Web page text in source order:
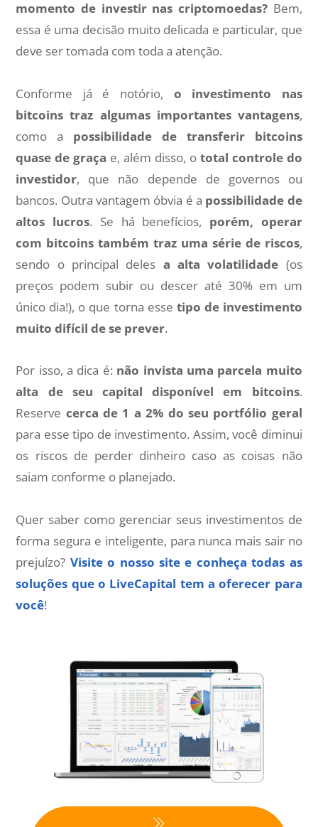
momento de investir nas criptomoedas?Bem,
essa é uma decisão muito delicada e particular, que
deve ser tomada com toda a atenção.
Conforme já é notório, o investimento nas
bitcoins traz algumas importantes vantagens,
como a possibilidade de transferir bitcoins
quase de graça e, além disso, o total controle do
investidor, que não depende de governos ou
bancos. Outra vantagem óbvia é a possibilidade de
altos lucros. Se há benefícios, porém, operar
com bitcoins também traz uma série de riscos,
sendo o principal deles a alta volatilidade (os
preços podem subir ou descer até 30% em um
único dia!), o que torna esse tipo de investimento
muito difícil de se prever.
Por isso, a dica é: não invista uma parcela muito
alta de seu capital disponível em bitcoins.
Reserve cerca de 1 a 2% do seu portfólio geral
para esse tipo de investimento. Assim, você diminui
os riscos de perder dinheiro caso as coisas não
saiam conforme o planejado.
Quer saber como gerenciar seus investimentos de
forma segura e inteligente, para nunca mais sair no
prejuízo? Visite o nosso site e conheça todas as
soluções que o LiveCapital tem a oferecer para
você!